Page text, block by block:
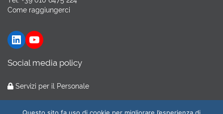
Come raggiungerci
LinkedIn YouTube
Social media policy
Servizi per il Personale